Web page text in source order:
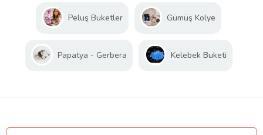
Peluş Buketler Gümüş Kolye
Papatya - Gerbera Kelebek Buketi